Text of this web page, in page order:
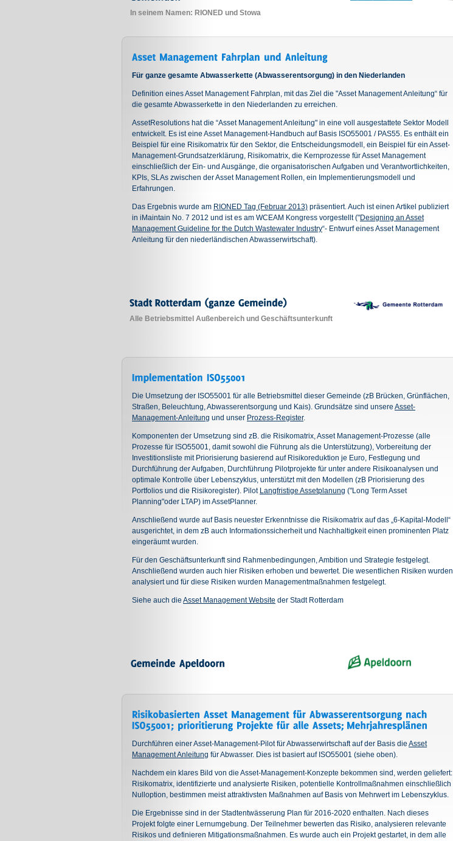
In seinem Namen: RIONED und Stowa
Für ganze gesamte Abwasserkette (Abwasserentsorgung) in den Niederlanden
Definition eines Asset Management Fahrplan, mit das Ziel die "Asset Management Anleitung“ für
die gesamte Abwasserkette in den Niederlanden zu erreichen.
AssetResolutions hat die “Asset Management Anleitung" in eine voll ausgestattete Sektor Modell
entwickelt. Es ist eine Asset Management-Handbuch auf Basis ISO55001 / PAS55. Es enthält ein
Beispiel für eine Risikomatrix für den Sektor, die Entscheidungsmodell, ein Beispiel für ein Asset-
Management-Grundsatzerklärung, Risikomatrix, die Kernprozesse für Asset Management
einschließlich der Ein- und Ausgänge, die organisatorischen Aufgaben und Verantwortlichkeiten,
KPIs, SLAs zwischen der Asset Management Rollen, ein Implementierungsmodell und
Erfahrungen.
Das Ergebnis wurde am RIONED Tag (Februar 2013) präsentiert. Auch ist einen Artikel publiziert
in iMaintain No. 7 2012 und ist es am WCEAM Kongress vorgestellt ("Designing an Asset
Management Guideline for the Dutch Wastewater Industry“- Entwurf eines Asset Management
Anleitung für den niederländischen Abwasserwirtschaft).
Alle Betriebsmittel Außenbereich und Geschäftsunterkunft
Die Umsetzung der ISO55001 für alle Betriebsmittel dieser Gemeinde (zB Brücken, Grünflächen,
Straßen, Beleuchtung, Abwasserentsorgung und Kais). Grundsätze sind unsere Asset-
Management-Anleitung und unser Prozess-Register.
Komponenten der Umsetzung sind zB. die Risikomatrix, Asset Management-Prozesse (alle
Prozesse für ISO55001, damit sowohl die Führung als die Unterstützung), Vorbereitung der
Investitionsliste mit Priorisierung basierend auf Risikoreduktion je Euro, Festlegung und
Durchführung der Aufgaben, Durchführung Pilotprojekte für unter andere Risikoanalysen und
optimale Kontrolle über Lebenszyklus, unterstützt mit den Modellen (zB Priorisierung des
Portfolios und die Risikoregister). Pilot Langfristige Assetplanung ("Long Term Asset
Planning"oder LTAP) im AssetPlanner.
Anschließend wurde auf Basis neuester Erkenntnisse die Risikomatrix auf das „6-Kapital-Modell“
ausgerichtet, in dem zB auch Informationssicherheit und Nachhaltigkeit einen prominenten Platz
eingeräumt wurden.
Für den Geschäftsunterkunft sind Rahmenbedingungen, Ambition und Strategie festgelegt.
Anschließend wurden auch hier Risiken erhoben und bewertet. Die wesentlichen Risiken wurden
analysiert und für diese Risiken wurden Managementmaßnahmen festgelegt.
Siehe auch die Asset Management Website der Stadt Rotterdam
Durchführen einer Asset-Management-Pilot für Abwasserwirtschaft auf der Basis die Asset
Management Anleitung für Abwasser. Dies ist basiert auf ISO55001 (siehe oben).
Nachdem ein klares Bild von die Asset-Management-Konzepte bekommen sind, werden geliefert:
Risikomatrix, identifizierte und analysierte Risiken, potentielle Kontrollmaßnahmen einschließlich
Nulloption, bestimmen meist attraktivsten Maßnahmen auf Basis von Mehrwert im Lebenszyklus.
Die Ergebnisse sind in der Stadtentwässerung Plan für 2016-2020 enthalten. Nach dieses
Projekt folgte einer Lernumgebung. Der Teilnehmer bewerten das Risiko, analysieren relevante
Risikos und definieren Mitigationsmaßnahmen. Es wurde auch ein Projekt gestartet, in dem alle